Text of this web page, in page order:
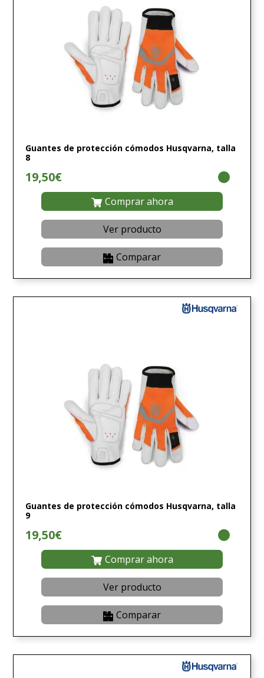
Guantes de protección cómodos Husqvarna, talla
8
19,50€
Comprar ahora
Ver producto
Comparar
Guantes de protección cómodos Husqvarna, talla
9
19,50€
Comprar ahora
Ver producto
Comparar